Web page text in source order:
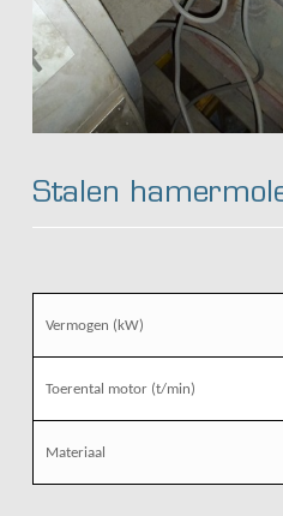
Stalen
Vermogen (kW)
Toerental motor (t/min)
Materiaal